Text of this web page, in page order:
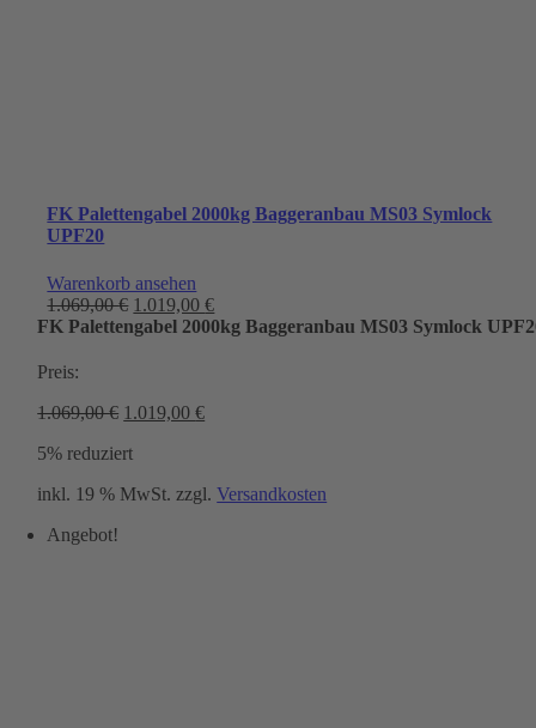
FK Palettengabel 2000kg Baggeranbau MS03 Symlock
UPF20
Warenkorb ansehen
1.069,00€ Ursprünglicher
Preis
1.019,00€Aktueller
Preis
FK Palettengabel 2000kg Baggeranbau MS03 Symlock
Preis:
1.069,00€ Ursprünglicher
war:
1.019,00€Aktueller
5% reduziert
inkl. 19 % MwSt. zzgl.Versandkosten
Angebot!